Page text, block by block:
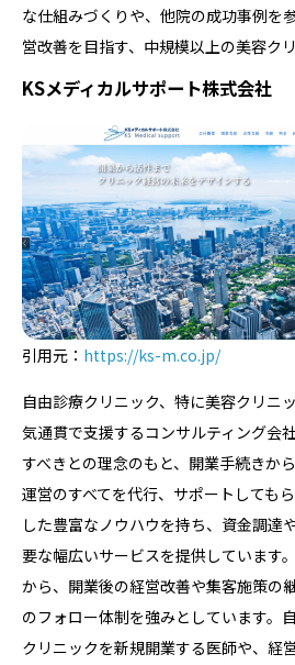
な仕組みづくりや、他院の成功事例を
営改善を目指す、中規模以上の美容ク
KSメディカルサポート株式会社
引用元： https://ks-m.co.jp/
自由診療クリニック、特に美容クリニ
気通貫で支援するコンサルティング会
すべきとの理念のもと、開業手続きか
運営のすべてを代行、サポートしても
した豊富なノウハウを持ち、資金調達
要な幅広いサービスを提供しています
から、開業後の経営改善や集客施策の
のフォロー体制を強みとしています。
クリニックを新規開業する医師や、経